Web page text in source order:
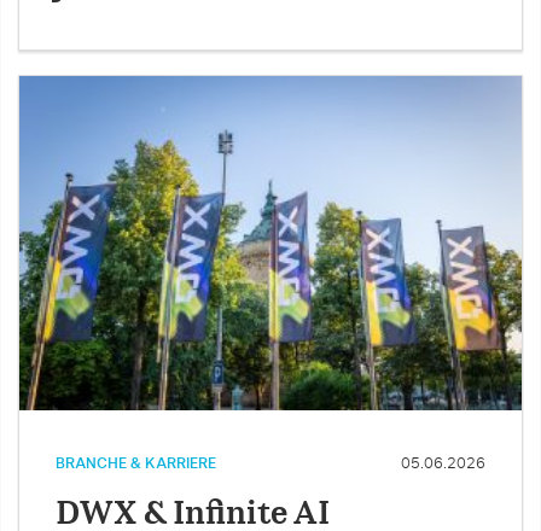
BRANCHE & KARRIERE 05.06.2026
DWX & Infinite AI